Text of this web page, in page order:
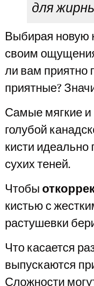
для
Выбирая новую
своим
ли вам приятно
приятные?
Самые мягкие и
голубой
кисти
сухих теней.
Чтобы
кистью с
растушевки
Что касается
выпускаются
Сложности